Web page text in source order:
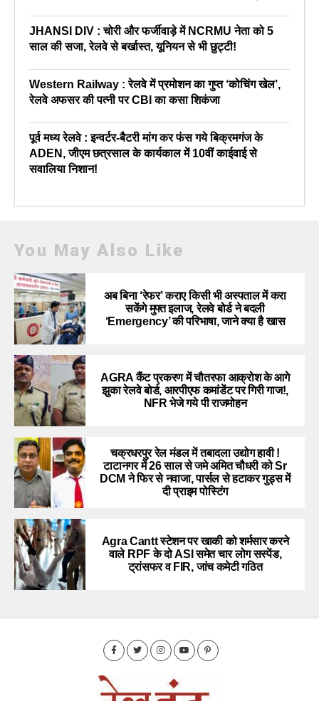
JHANSI DIV : चोरी और फर्जीवाड़े में NCRMU नेता को 5
साल की सजा, रेलवे से बर्खास्त, यूनियन से भी छुट्टी!
Western Railway : रेलवे में प्रमोशन का गुप्त ‘कोचिंग खेल’,
रेलवे अफसर की पत्नी पर CBI का कसा शिकंजा
पूर्व मध्य रेलवे : इन्वर्टर-बैटरी मांग कर फंस गये बिक्रमगंज के
ADEN, जीएम छत्रसाल के कार्यकाल में 10वीं काईवाई से
सवालिया निशान!
You May Also Like
अब बिना ‘रेफर’ कराए किसी भी अस्पताल में करा
सकेंगे मुफ्त इलाज, रेलवे बोर्ड ने बदली
‘Emergency’ की परिभाषा, जाने क्या है खास
AGRA कैंट प्रकरण में चौतरफा आक्रोश के आगे
झुका रेलवे बोर्ड, आरपीएफ कमांडेंट पर गिरी गाज!,
NFR भेजे गये पी राजमोहन
चक्रधरपुर रेल मंडल में तबादला उद्योग हावी !
टाटानगर में 26 साल से जमे अमित चौधरी को Sr
DCM ने फिर से नवाजा, पार्सल से हटाकर गुड्स में
दी प्राइम पोस्टिंग
Agra Cantt स्टेशन पर खाकी को शर्मसार करने
वाले RPF के दो ASI समेत चार लोग सस्पेंड,
ट्रांसफर व FIR, जांच कमेटी गठित